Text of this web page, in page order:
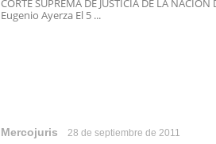
CORTE SUPREMA DE JUSTICIA DE LA NACIÓN
Eugenio Ayerza El 5 ...
Mercojuris 28 de septiembre de 2011